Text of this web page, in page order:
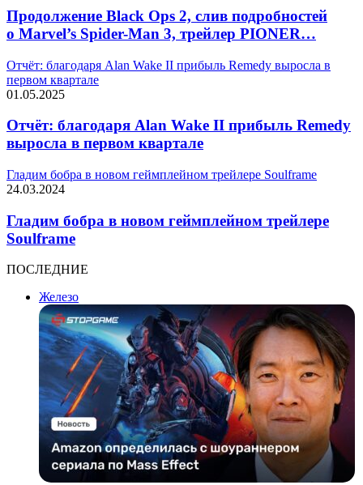
Продолжение Black Ops 2, слив подробностей
о Marvel’s Spider-Man 3, трейлер PIONER…
Отчёт: благодаря Alan Wake II прибыль Remedy выросла в
первом квартале
01.05.2025
Отчёт: благодаря Alan Wake II прибыль Remedy
выросла в первом квартале
Гладим бобра в новом геймплейном трейлере Soulframe
24.03.2024
Гладим бобра в новом геймплейном трейлере
Soulframe
ПОСЛЕДНИЕ
Железо